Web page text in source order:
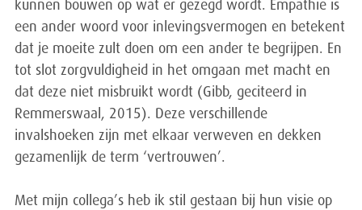
kunnen bouwen op wat er gezegd wordt. Empathie is
een ander woord voor inlevingsvermogen en betekent
dat je moeite zult doen om een ander te begrijpen. En
tot slot zorgvuldigheid in het omgaan met macht en
dat deze niet misbruikt wordt (Gibb, geciteerd in
Remmerswaal, 2015). Deze verschillende
invalshoeken zijn met elkaar verweven en dekken
gezamenlijk de term ‘vertrouwen’.
Met mijn collega’s heb ik stil gestaan bij hun visie op